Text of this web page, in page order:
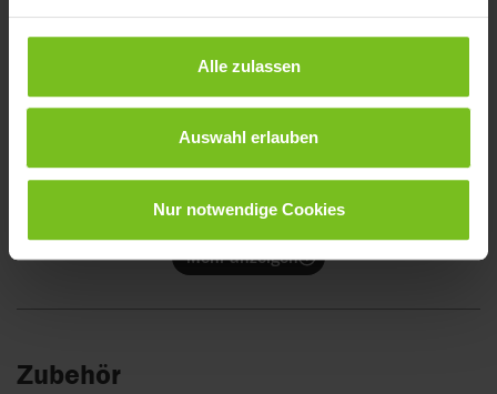
Alle zulassen
Auswahl erlauben
Nur notwendige Cookies
48V x 2.9 Ah, 140 Wh, Gewicht: 1,4 kg,
Autonomie: 12/14 km. Die Werte bzgl. der
Reichweite beziehen sich auf Tests, die auf
10 km/h und einem Nutzergewicht von 75 kg
durchgeführt wurden.
48V x 5.8 Ah, 280 Wh, Gewicht: 2,0 kg,
Autonomie: 20/25 km. Die Werte bzgl. der
ebenem Boden bei einer Geschwindigkeit von
10 km/h und einem Nutzergewicht von 75 kg
durchgeführt wurden.
Mehr anzeigen
Zubehör